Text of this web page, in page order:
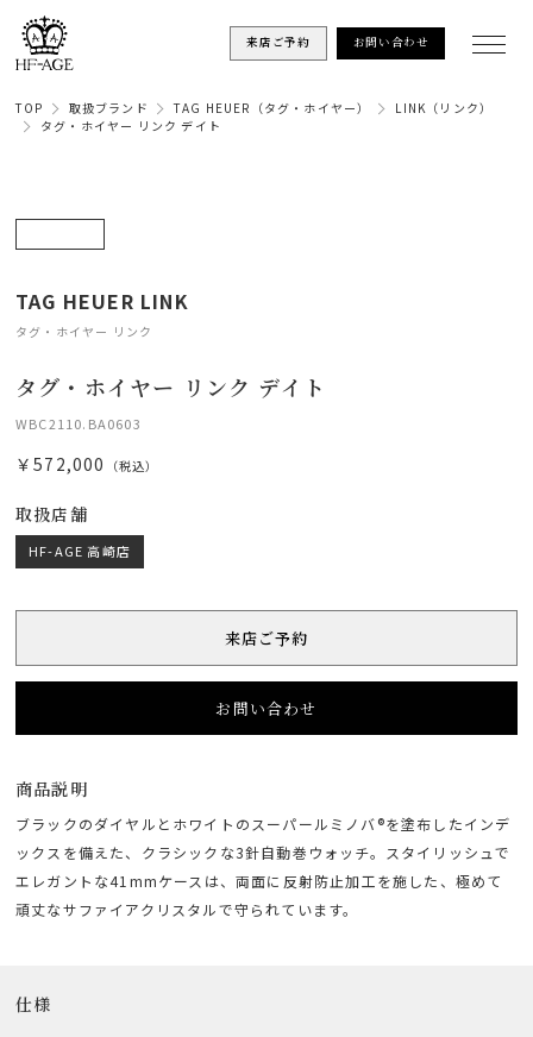
来店ご予約 お問い合わせ
TOP 取扱ブランド TAG HEUER（タグ・ホイヤー）
LINK（リンク）
タグ・ホイヤー リンク デイト
TAG HEUER LINK
タグ・ホイヤー リンク
タグ・ホイヤー リンク デイト
WBC2110.BA0603
￥572,000 （税込）
取扱店舗
HF-AGE 高崎店
来店ご予約
お問い合わせ
商品説明
ブラックのダイヤルとホワイトのスーパールミノバ®を塗布したインデ
ックスを備えた、クラシックな3針自動巻ウォッチ。スタイリッシュで
エレガントな41mmケースは、両面に反射防止加工を施した、極めて
頑丈なサファイアクリスタルで守られています。
仕様